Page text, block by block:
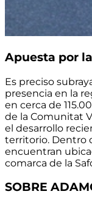
Apuesta por
Es preciso
presencia en la
en cerca de
de la Comunitat
el desarrollo
territorio. Dentro
encuentran
comarca de la
SOBRE